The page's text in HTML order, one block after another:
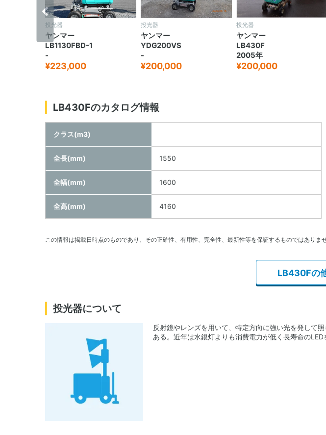
投光器
ヤンマー
LB1130FBD-1
-
¥223,000
投光器
ヤンマー
YDG200VS
-
¥200,000
投光器
ヤンマー
LB430F
2005年
¥200,000
LB430Fのカタログ情報
クラス(m3)
全長(mm) 1550
全幅(mm) 1600
全高(mm) 4160
この情報は掲載日時点のものであり、その正確性、有用性、完全性、最新性等を保証するものではありませ
LB430Fの
投光器について
反射鏡やレンズを用いて、特定方向に強い光を発して
ある。近年は水銀灯よりも消費電力が低く長寿命のLED